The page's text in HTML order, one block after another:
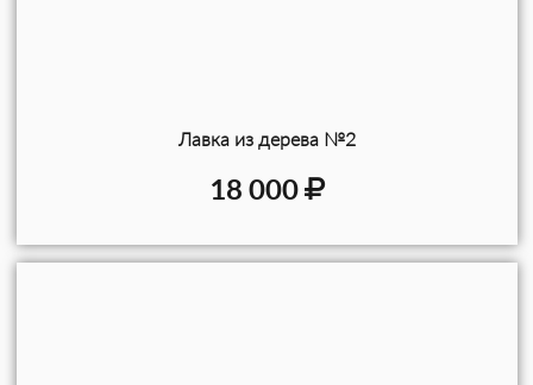
Лавка из дерева №2
18 000